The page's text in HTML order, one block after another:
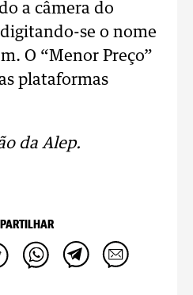
a câmera do
se o nome
O “Menor Preço”
plataformas
da Alep.